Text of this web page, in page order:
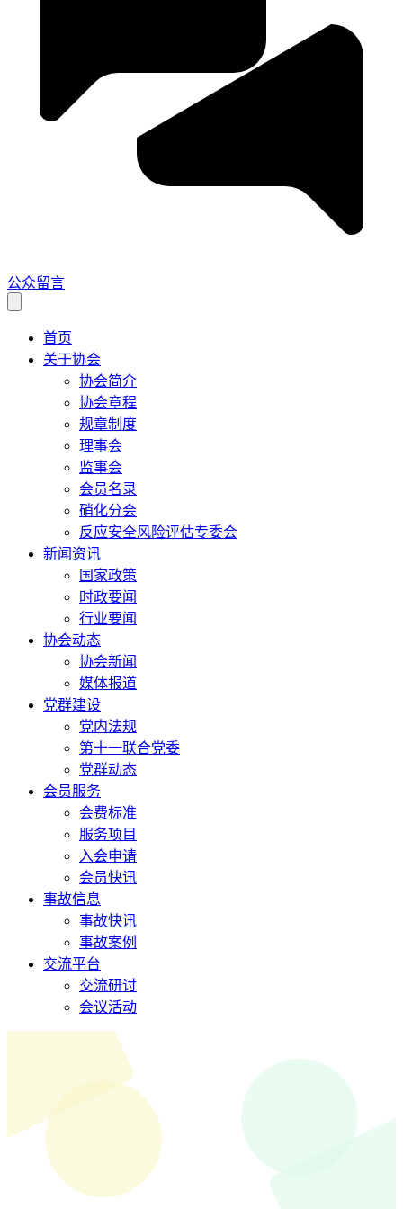
公众留言
首页
关于协会
协会简介
协会章程
规章制度
理事会
监事会
会员名录
硝化分会
反应安全风险评估专委会
新闻资讯
国家政策
时政要闻
行业要闻
协会动态
协会新闻
媒体报道
党群建设
党内法规
第十一联合党委
党群动态
会员服务
会费标准
服务项目
入会申请
会员快讯
事故信息
事故快讯
事故案例
交流平台
交流研讨
会议活动